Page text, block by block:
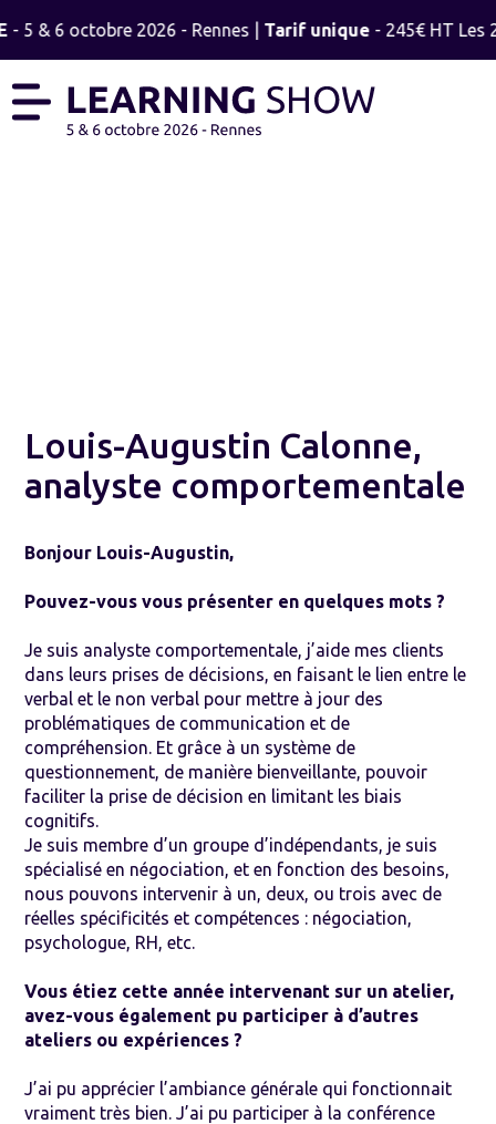
- 5 & 6 octobre 2026 - Rennes | Tarif unique- 245€ HT Les
Louis-Augustin Calonne,
analyste comportementale
Bonjour Louis-Augustin,
Pouvez-vous vous présenter en quelques mots ?
Je suis analyste comportementale, j’aide mes clients
dans leurs prises de décisions, en faisant le lien entre le
verbal et le non verbal pour mettre à jour des
problématiques de communication et de
compréhension. Et grâce à un système de
questionnement, de manière bienveillante, pouvoir
faciliter la prise de décision en limitant les biais
cognitifs.
Je suis membre d’un groupe d’indépendants, je suis
spécialisé en négociation, et en fonction des besoins,
nous pouvons intervenir à un, deux, ou trois avec de
réelles spécificités et compétences : négociation,
psychologue, RH, etc.
Vous étiez cette année intervenant sur un atelier,
avez-vous également pu participer à d’autres
ateliers ou expériences ?
J’ai pu apprécier l’ambiance générale qui fonctionnait
vraiment très bien. J’ai pu participer à la conférence